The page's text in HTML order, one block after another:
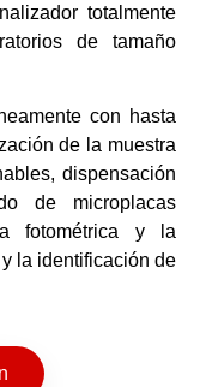
totalmente
de tamaño
con hasta
de la muestra
dispensación
de microplacas
fotométrica y la
la identificación de